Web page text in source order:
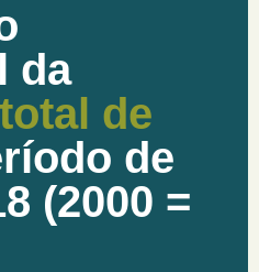
da
de
de
(2000 =